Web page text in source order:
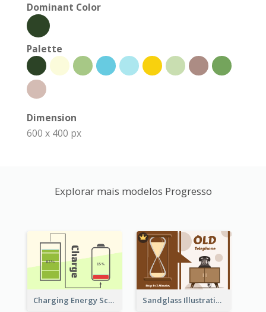
Dominant Color
Palette
Dimension
600 x 400 px
Explorar mais modelos Progresso
Charging Energy Schematic Diagram Sandglass Illustration About Telephone